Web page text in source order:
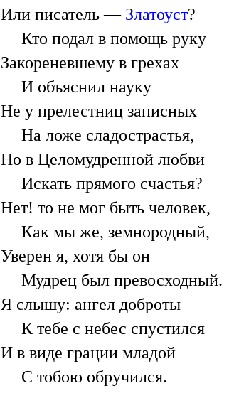
Или писатель — Златоуст?
Кто подал в помощь руку
Закореневшему в грехах
И объяснил науку
Не у прелестниц записных
На ложе сладострастья,
Но в Целомудренной любви
Искать прямого счастья?
Нет! то не мог быть человек,
Как мы же, земнородный,
Уверен я, хотя бы он
Мудрец был превосходный.
Я слышу: ангел доброты
К тебе с небес спустился
И в виде грации младой
С тобою обручился.